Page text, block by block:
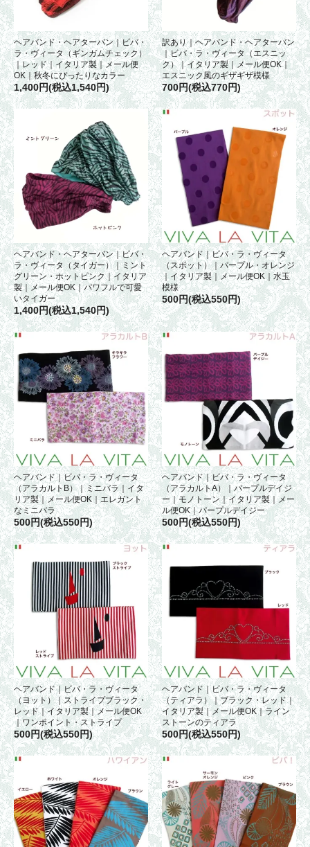
ヘアバンド・ヘアターバン｜ビバ・
ラ・ヴィータ（ギンガムチェック）
｜レッド｜イタリア製｜メール便
OK｜秋冬にぴったりなカラー
1,400円(税込1,540円)
訳あり｜ヘアバンド・ヘアターバン
｜ビバ・ラ・ヴィータ（エスニッ
ク）｜イタリア製｜メール便OK｜
エスニック風のギザギザ模様
700円(税込770円)
ヘアバンド・ヘアターバン｜ビバ・
ラ・ヴィータ（タイガー）｜ミント
グリーン・ホットピンク｜イタリア
製｜メール便OK｜パワフルで可愛
いタイガー
1,400円(税込1,540円)
ヘアバンド｜ビバ・ラ・ヴィータ
（スポット）｜パープル・オレンジ
｜イタリア製｜メール便OK｜水玉
模様
500円(税込550円)
ヘアバンド｜ビバ・ラ・ヴィータ
（アラカルトB）｜ミニバラ｜イタ
リア製｜メール便OK｜エレガント
なミニバラ
500円(税込550円)
ヘアバンド｜ビバ・ラ・ヴィータ
（アラカルトA）｜パープルデイジ
ー｜モノトーン｜イタリア製｜メー
ル便OK｜パープルデイジー
500円(税込550円)
ヘアバンド｜ビバ・ラ・ヴィータ
（ヨット）｜ストライプブラック・
レッド｜イタリア製｜メール便OK
｜ワンポイント・ストライプ
500円(税込550円)
ヘアバンド｜ビバ・ラ・ヴィータ
（ティアラ）｜ブラック・レッド｜
イタリア製｜メール便OK｜ライン
ストーンのティアラ
500円(税込550円)